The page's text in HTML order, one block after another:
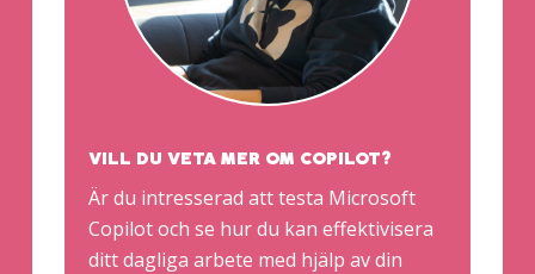
VILL DU VETA MER OM COPILOT?
Är du intresserad att testa Microsoft
Copilot och se hur du kan effektivisera
ditt dagliga arbete med hjälp av din